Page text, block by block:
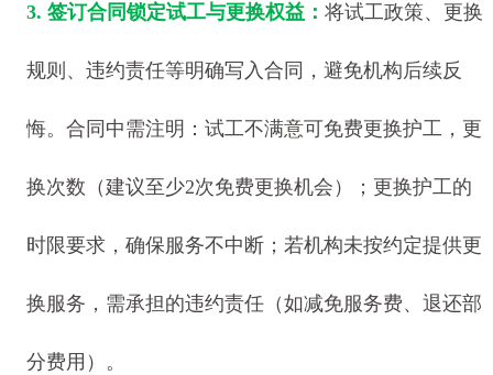
3. 签订合同锁定试工与更换权益： 将试工政策、更换
规则、违约责任等明确写入合同，避免机构后续反
悔。合同中需注明：试工不满意可免费更换护工，更
换次数（建议至少2次免费更换机会）；更换护工的
时限要求，确保服务不中断；若机构未按约定提供更
换服务，需承担的违约责任（如减免服务费、退还部
分费用）。